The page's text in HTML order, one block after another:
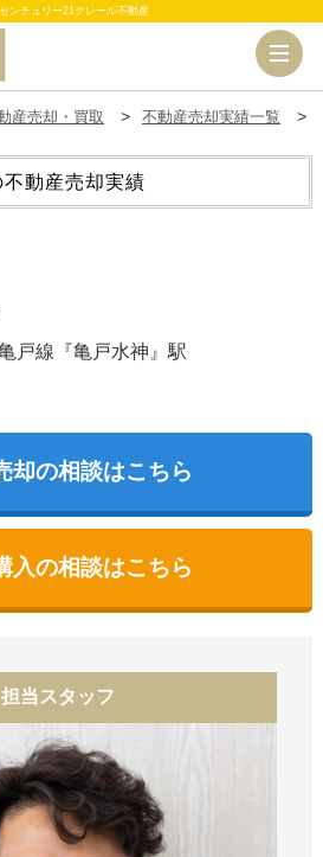
ンチュリー21クレール不動産
産売却・買取 不動産売却実績一覧
動産売却実績
戸線『亀戸水神』駅
却の相談はこちら
入の相談はこちら
担当スタッフ